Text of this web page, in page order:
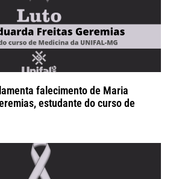
falecimento de Maria
estudante do curso de